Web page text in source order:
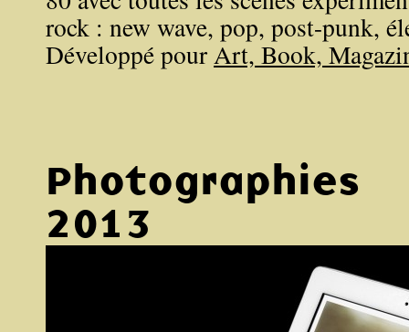
rock : new wave, pop, post-punk,
Développé pourArt, Book,
Photographies
2013